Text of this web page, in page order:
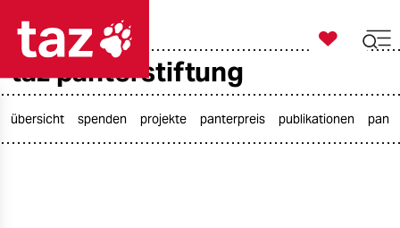
taz zahl ich

taz zahl ich
taz panterstiftung
übersicht spenden projekte panterpreis publikationen